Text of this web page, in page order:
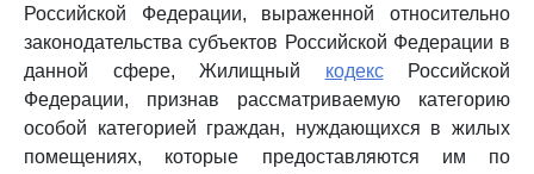
Российской Федерации, выраженной относительно
законодательства субъектов Российской Федерации в
данной сфере, Жилищный кодексРоссийской
Федерации, признав рассматриваемую категорию
особой категорией граждан, нуждающихся в жилых
помещениях, которые предоставляются им по